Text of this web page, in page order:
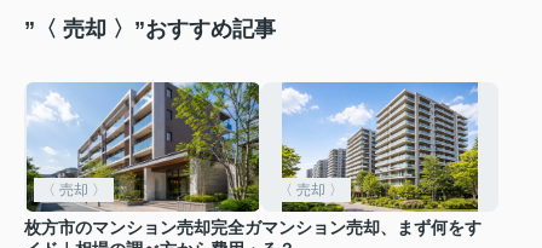
”〈 売却 〉”おすすめ記事
〈 売却 〉
枚方市のマンション売却完全ガ
〈 売却 〉
マンション売却、まず何をす